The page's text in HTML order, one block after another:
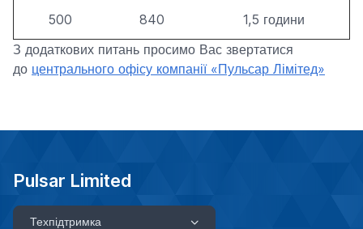
500 840
1,5 години
З додаткових питань просимо Вас звертатися
до центрального офісу компанії «Пульсар Лімітед»
Pulsar Limited
Техпідтримка